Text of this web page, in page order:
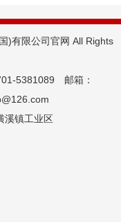
国)有限公司官网 All Rights
5381089 邮箱：
溪镇工业区